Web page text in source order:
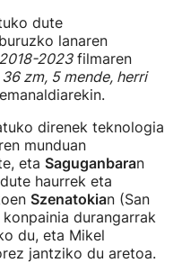
dute
lanaren
2023filmaren
zm, 5 mende, herri
direnek teknologia
munduan
eta Saguganbaran
haurrek eta
Szenatokian (San
durangarrak
du, eta Mikel
jantziko du aretoa.